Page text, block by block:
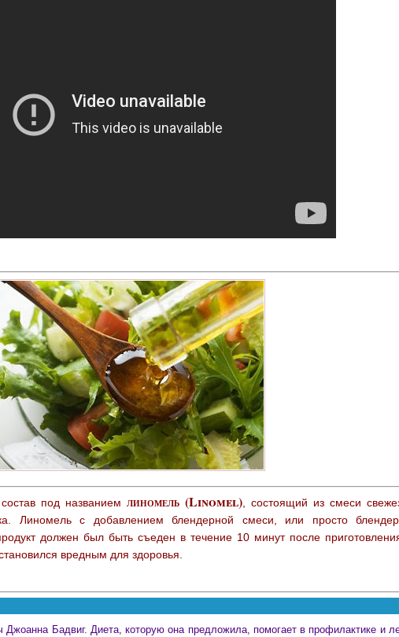
под названием линомель (Linomel)
состоящий из смеси
Линомель с добавлением блендерной смеси, или просто
должен был быть съеден в течение 10 минут после
вредным для здоровья.
Джоанна Бадвиг. Диета, которую она предложила, помогает в профилактике и